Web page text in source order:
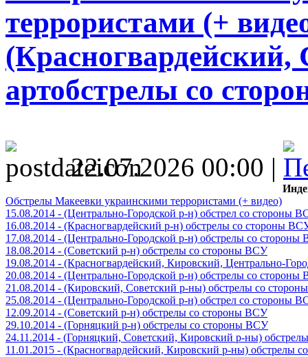
террористами (+
артобстрелы со
22.07.2026 00:00 |
Обстрелы Макеевки украинскими террористами (+ видео)
15.08.2014 - (Центрально-Городской р-н) обстрел со стороны
16.08.2014 - (Красногвардейский р-н) обстрелы со стороны
17.08.2014 - (Центрально-Городской р-н) обстрелы со стороны
18.08.2014 - (Советский р-н) обстрелы со стороны ВСУ
19.08.2014 - (Красногвардейский, Кировский, Центрально-
20.08.2014 - (Центрально-Городской р-н) обстрелы со стороны
21.08.2014 - (Кировский, Советский р-ны) обстрелы со
25.08.2014 - (Центрально-Городской р-н) обстрел со стороны
12.09.2014 - (Советский р-н) обстрелы со стороны ВСУ
29.10.2014 - (Горняцкий р-н) обстрелы со стороны ВСУ
24.11.2014 - (Горняцкий, Советский, Кировский р-ны)
11.01.2015 - (Красногвардейский, Кировский р-ны) обстрелы